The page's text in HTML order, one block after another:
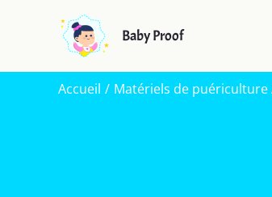
Baby Proof
Accueil Matériels de puériculture